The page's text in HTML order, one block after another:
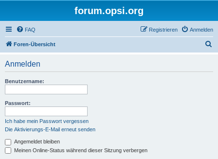
forum.opsi.org
FAQ Anmelden
Registrieren
Foren-Übersicht
Anmelden
Benutzername:
Passwort:
Ich habe mein Passwort vergessen
Die Aktivierungs-E-Mail erneut senden
Angemeldet bleiben
Meinen Online-Status während dieser Sitzung verbergen